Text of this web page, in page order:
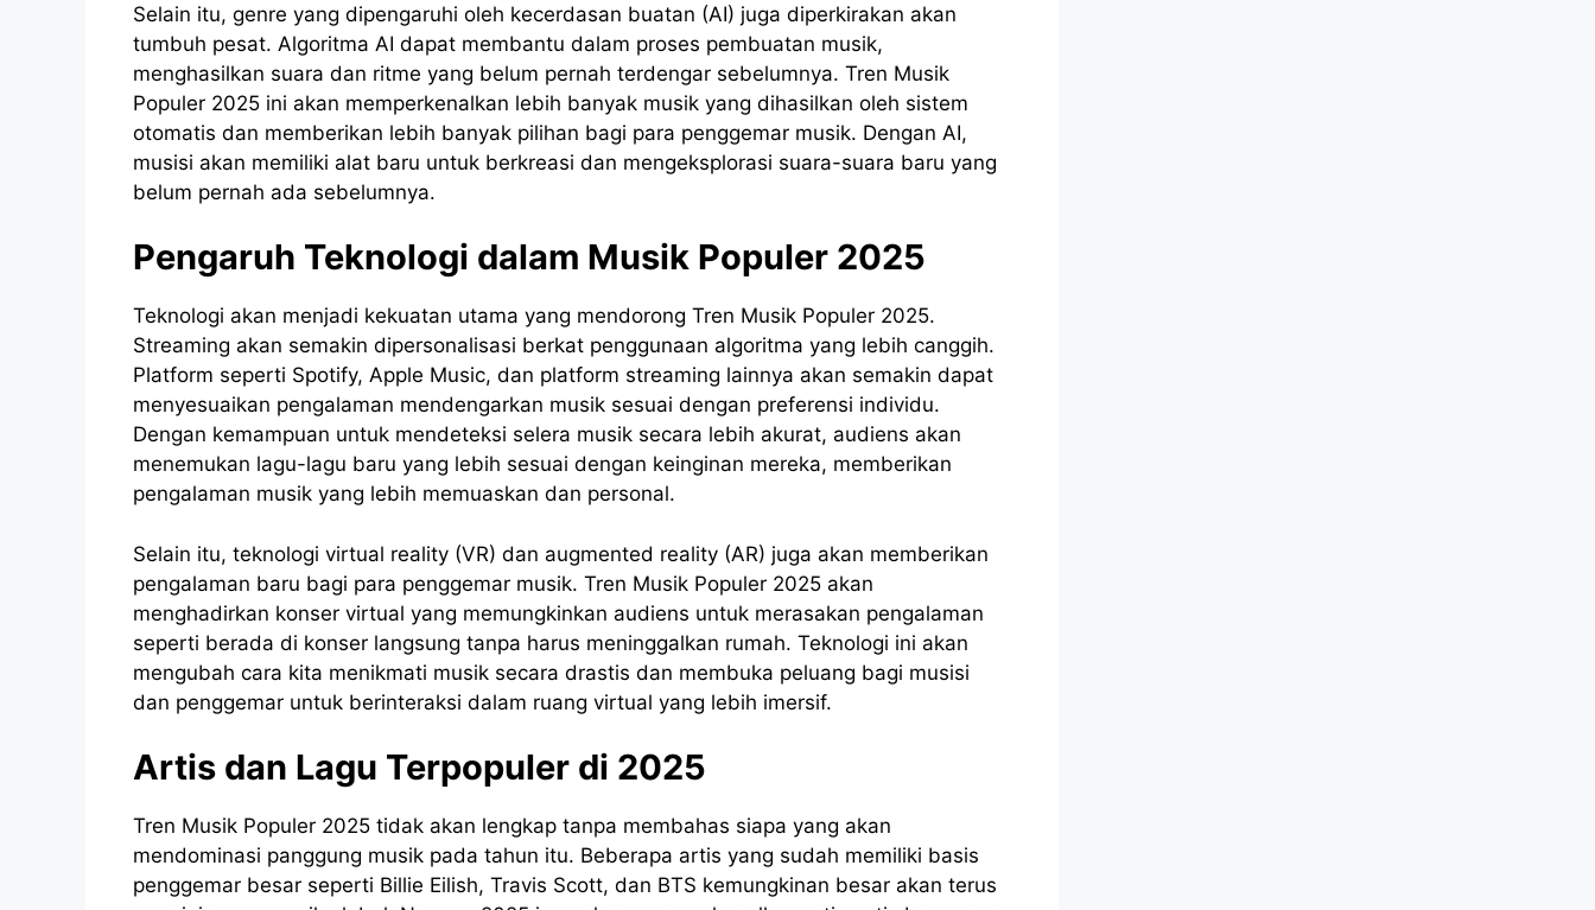
Selain itu, genre yang dipengaruhi oleh kecerdasan buatan (AI) juga diperkirakan akan
tumbuh pesat. Algoritma AI dapat membantu dalam proses pembuatan musik,
menghasilkan suara dan ritme yang belum pernah terdengar sebelumnya. Tren Musik
Populer 2025 ini akan memperkenalkan lebih banyak musik yang dihasilkan oleh sistem
otomatis dan memberikan lebih banyak pilihan bagi para penggemar musik. Dengan AI,
musisi akan memiliki alat baru untuk berkreasi dan mengeksplorasi suara-suara baru yang
belum pernah ada sebelumnya.
Pengaruh Teknologi dalam Musik Populer 2025
Teknologi akan menjadi kekuatan utama yang mendorong Tren Musik Populer 2025.
Streaming akan semakin dipersonalisasi berkat penggunaan algoritma yang lebih canggih.
Platform seperti Spotify, Apple Music, dan platform streaming lainnya akan semakin dapat
menyesuaikan pengalaman mendengarkan musik sesuai dengan preferensi individu.
Dengan kemampuan untuk mendeteksi selera musik secara lebih akurat, audiens akan
menemukan lagu-lagu baru yang lebih sesuai dengan keinginan mereka, memberikan
pengalaman musik yang lebih memuaskan dan personal.
Selain itu, teknologi virtual reality (VR) dan augmented reality (AR) juga akan memberikan
pengalaman baru bagi para penggemar musik. Tren Musik Populer 2025 akan
menghadirkan konser virtual yang memungkinkan audiens untuk merasakan pengalaman
seperti berada di konser langsung tanpa harus meninggalkan rumah. Teknologi ini akan
mengubah cara kita menikmati musik secara drastis dan membuka peluang bagi musisi
dan penggemar untuk berinteraksi dalam ruang virtual yang lebih imersif.
Artis dan Lagu Terpopuler di 2025
Tren Musik Populer 2025 tidak akan lengkap tanpa membahas siapa yang akan
mendominasi panggung musik pada tahun itu. Beberapa artis yang sudah memiliki basis
penggemar besar seperti Billie Eilish, Travis Scott, dan BTS kemungkinan besar akan terus